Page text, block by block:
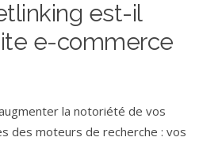
est-il
e-commerce
la notoriété de vos
des moteurs de recherche : vos